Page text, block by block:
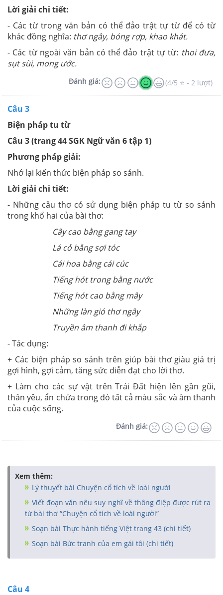
Lời giải chi tiết:
- Các từ trong văn bản có thể đảo trật tự từ để có từ
khác đồng nghĩa: thơ ngây, bóng rợp, khao khát.
- Các từ ngoài văn bản có thể đảo trật tự từ: thoi đưa,
sụt sùi, mong ước.
Đánh giá: (4/5 ⭐ - 2 lượt)
Câu 3
Biện pháp tu từ
Câu 3 (trang 44 SGK Ngữ văn 6 tập 1)
Phương pháp giải:
Nhớ lại kiến thức biện pháp so sánh.
Lời giải chi tiết:
- Những câu thơ có sử dụng biện pháp tu từ so sánh
trong khổ hai của bài thơ:
Cây cao bằng gang tay
Lá cỏ bằng sợi tóc
Cái hoa bằng cái cúc
Tiếng hót trong bằng nước
Tiếng hót cao bằng mây
Những làn gió thơ ngây
Truyền âm thanh đi khắp
- Tác dụng:
+ Các biện pháp so sánh trên giúp bài thơ giàu giá trị
gợi hình, gợi cảm, tăng sức diễn đạt cho lời thơ.
+ Làm cho các sự vật trên Trái Đất hiện lên gần gũi,
thân yêu, ẩn chứa trong đó tất cả màu sắc và âm thanh
của cuộc sống.
Đánh giá:
Xem thêm:
Lý thuyết bài Chuyện cổ tích về loài người
Viết đoạn văn nêu suy nghĩ về thông điệp được rút ra
từ bài thơ “Chuyện cổ tích về loài người”
Soạn bài Thực hành tiếng Việt trang 43 (chi tiết)
Soạn bài Bức tranh của em gái tôi (chi tiết)
Câu 4